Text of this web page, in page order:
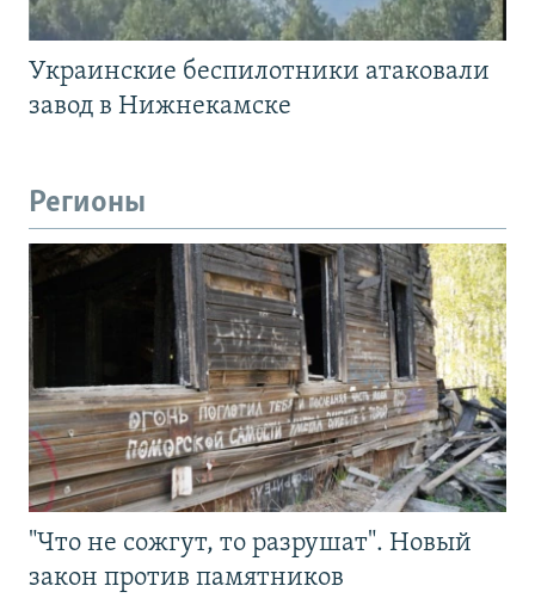
Украинские беспилотники атаковали
завод в Нижнекамске
Регионы
"Что не сожгут, то разрушат". Новый
закон против памятников